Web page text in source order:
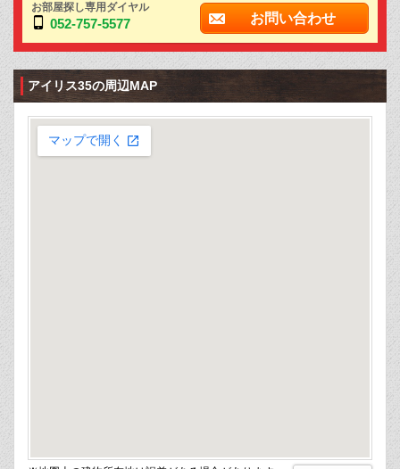
お部屋探し専用ダイヤル
052-757-5577 お問い合わせ
アイリス35の周辺MAP